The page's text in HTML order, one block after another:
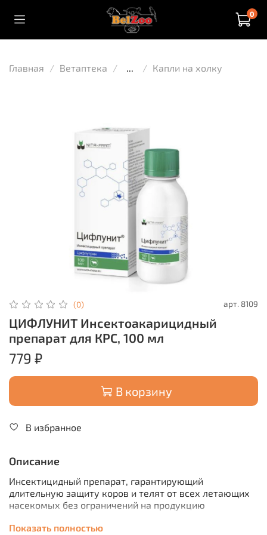
0
Главная Ветаптека ... Капли на холку
(0) арт. 8109
ЦИФЛУНИТ Инсектоакарицидный
препарат для КРС, 100 мл
779 ₽
В корзину
В избранное
Описание
Инсектицидный препарат, гарантирующий
длительную защиту коров и телят от всех летающих
насекомых без ограничений на продукцию
Защитное действие до 6 недель
Показать полностью